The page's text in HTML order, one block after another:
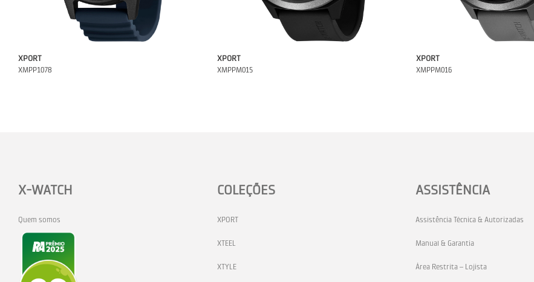
XPORT
XMPP1078
XPORT
XMPPM015
XPORT
XMPPM016
X-WATCH
Quem somos
COLEÇÕES
XPORT
XTEEL
XTYLE
ASSISTÊNCIA
Assistência Técnica & Autorizadas
Manual & Garantia
Área Restrita – Lojista